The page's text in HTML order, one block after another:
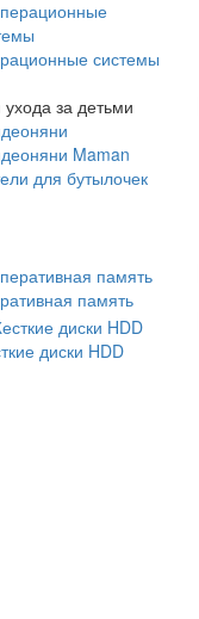
системы
за детьми
Maman
для бутылочек
память
диски HDD